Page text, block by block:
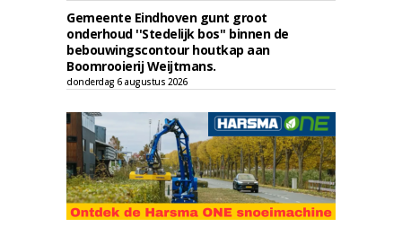
Gemeente Eindhoven gunt groot
onderhoud ''Stedelijk bos'' binnen de
bebouwingscontour houtkap aan
Boomrooierij Weijtmans.
donderdag 6 augustus 2026